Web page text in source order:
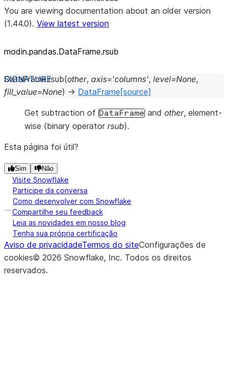
You are viewing documentation about an older version
(1.44.0). View latest version
modin.pandas.DataFrame.rsub
DataFrame.rsub(other, axis='columns', level=None,
fill_value=None) → DataFrame [source]
Get subtraction of DataFrame and other, element-
wise (binary operator rsub).
Esta página foi útil?
Sim Não
Visite Snowflake
Participe da conversa
Como desenvolver com Snowflake
Compartilhe seu feedback
Leia as novidades em nosso blog
Tenha sua própria certificação
Aviso de privacidadeTermos do siteConfigurações de
cookies© 2026 Snowflake, Inc. Todos os direitos
reservados.